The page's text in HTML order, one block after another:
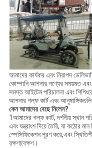
আমাদের কার্যকর এবং নিরাপদ
কোম্পানি আপনার পণ্যের সময়মত এবং
সমস্ত আইটেম পরিচালনা এবং
আপনার গল্ফ কার্ট এবং
কেন আমাদের বেছে নিলেন?
1আমাদের গল্ফ কার্ট, দর্শনীয় স্থান
এবং যন্ত্রাংশ দিয়ে তৈরি, যা কঠোর
স্পেসিফিকেশন পূরণ করে,এবং
রক্ষণাবেক্ষণ।